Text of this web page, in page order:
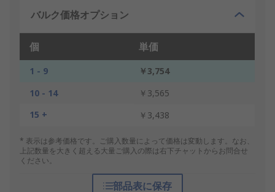
バルク価格オプション
個 単価
1 - 9
￥3,754
10 - 14
￥3,565
15 +
￥3,438
* 表示は参考価格です。ご購入数量によって価格は変動します。なお、
上記数量を大きく超える大量ご購入の際は右下チャットからお問合せ
ください。
部品表に保存